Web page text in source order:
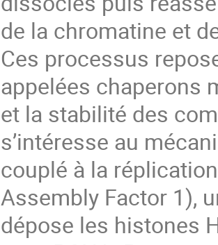
de la chromatine et
Ces processus
appelées chaperons
et la stabilité des
s’intéresse au
couplé à la
Assembly Factor 1),
dépose les histones